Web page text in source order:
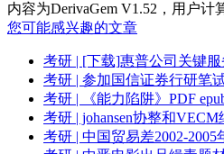
内容为DerivaGem V1.52，用户计
您可能感兴趣的文章
考研 | [下载]惠普公司关键
考研 | 参加国信证券行研笔
考研 | 《能力陷阱》PDF
考研 | johansen协整和
考研 | 中国贸易差2002-2005